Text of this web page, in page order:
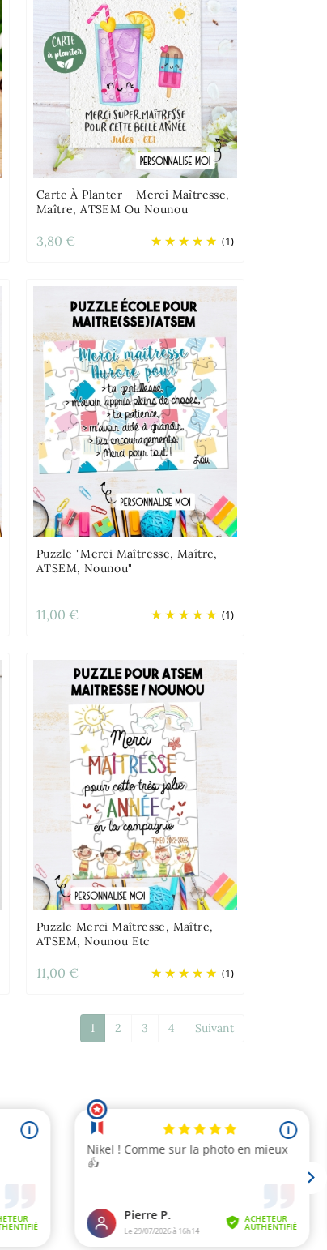
Carte À Planter – Merci Maîtresse,
Maître, ATSEM Ou Nounou
(1)
3,80 €
Puzzle "Merci Maîtresse, Maître,
ATSEM, Nounou"
(1)
11,00 €
Puzzle Merci Maîtresse, Maître,
ATSEM, Nounou Etc
(1)
11,00 €
1 2 3 4 Suivant